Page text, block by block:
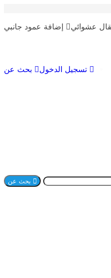
إضافة عمود جانبي عشوائي
بحث عن تسجيل الدخول
بحث عن